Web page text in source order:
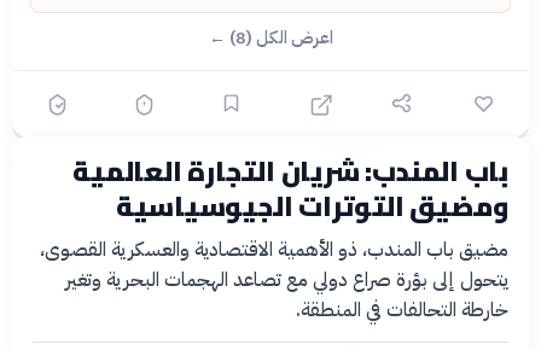
اعرض الكل (8) ←
خريطة 📝 مقالة الشهر الماضي
باب المندب: شريان التجارة العالمية
ومضيق التوترات الجيوسياسية
مضيق باب المندب، ذو الأهمية الاقتصادية والعسكرية القصوى،
يتحول إلى بؤرة صراع دولي مع تصاعد الهجمات البحرية وتغير
خارطة التحالفات في المنطقة.